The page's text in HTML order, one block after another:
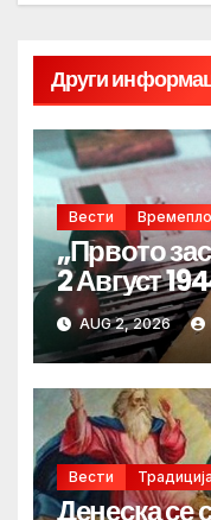
Други
Вести
„Првото
2 Август
AUG 2, 2026
Вести
Денеска се